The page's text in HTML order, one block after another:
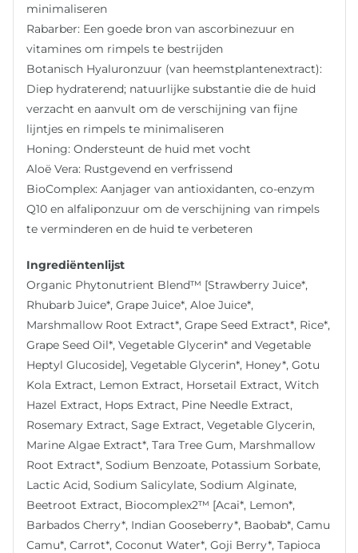
minimaliseren
Rabarber: Een goede bron van ascorbinezuur en
vitamines om rimpels te bestrijden
Botanisch Hyaluronzuur (van heemstplantenextract):
Diep hydraterend; natuurlijke substantie die de huid
verzacht en aanvult om de verschijning van fijne
lijntjes en rimpels te minimaliseren
Honing: Ondersteunt de huid met vocht
Aloë Vera: Rustgevend en verfrissend
BioComplex: Aanjager van antioxidanten, co-enzym
Q10 en alfaliponzuur om de verschijning van rimpels
te verminderen en de huid te verbeteren
Ingrediëntenlijst
Organic Phytonutrient Blend™ [Strawberry Juice*,
Rhubarb Juice*, Grape Juice*, Aloe Juice*,
Marshmallow Root Extract*, Grape Seed Extract*, Rice*,
Grape Seed Oil*, Vegetable Glycerin* and Vegetable
Heptyl Glucoside], Vegetable Glycerin*, Honey*, Gotu
Kola Extract, Lemon Extract, Horsetail Extract, Witch
Hazel Extract, Hops Extract, Pine Needle Extract,
Rosemary Extract, Sage Extract, Vegetable Glycerin,
Marine Algae Extract*, Tara Tree Gum, Marshmallow
Root Extract*, Sodium Benzoate, Potassium Sorbate,
Lactic Acid, Sodium Salicylate, Sodium Alginate,
Beetroot Extract, Biocomplex2™ [Acai*, Lemon*,
Barbados Cherry*, Indian Gooseberry*, Baobab*, Camu
Camu*, Carrot*, Coconut Water*, Goji Berry*, Tapioca